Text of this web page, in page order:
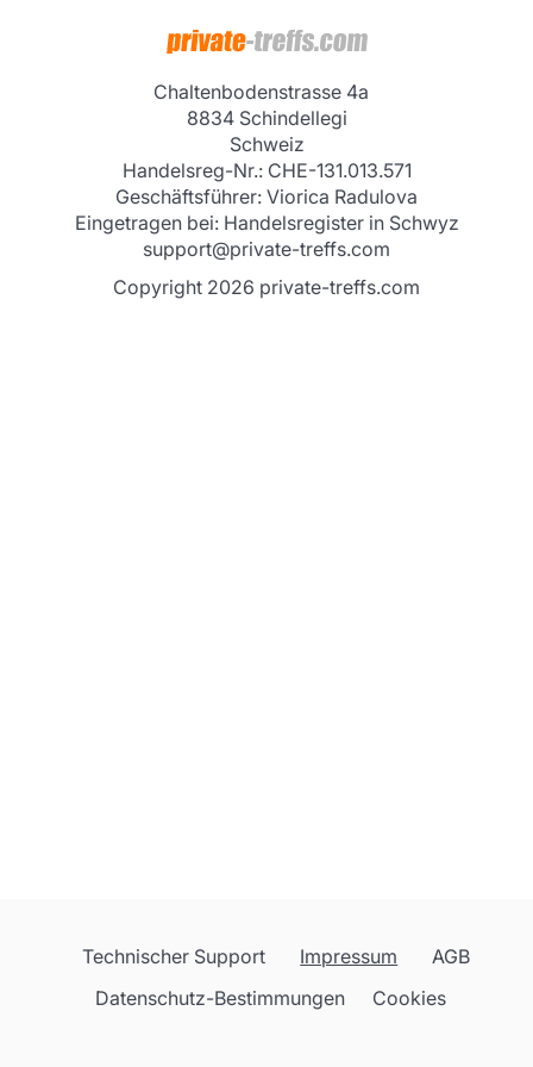
Chaltenbodenstrasse 4a
8834 Schindellegi
Schweiz
Handelsreg-Nr.: CHE-131.013.571
Geschäftsführer: Viorica Radulova
Eingetragen bei: Handelsregister in Schwyz
support@private-treffs.com
Copyright 2026 private-treffs.com
Technischer Support Impressum
AGB
Datenschutz-Bestimmungen
Cookies